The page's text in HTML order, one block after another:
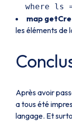
map getCre
les éléments de
Après avoir
a tous été
langage. Et